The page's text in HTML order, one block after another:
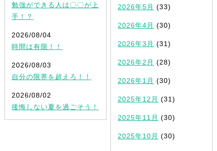
勉強ができる人は〇〇が上
手！？
2026/08/04
時間は有限！！
2026/08/03
自分の限界を超えろ！！
2026/08/02
後悔しない夏を過ごそう！
2026年5月 (33)
2026年4月 (30)
2026年3月 (31)
2026年2月 (28)
2026年1月 (30)
2025年12月 (31)
2025年11月 (30)
2025年10月 (30)